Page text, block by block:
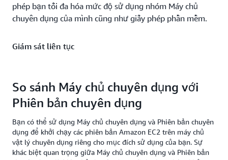
phép bạn tối đa hóa mức độ sử dụng nhóm Máy chủ
chuyên dụng của mình cũng như giấy phép phần mềm.
Giám sát liên tục
Máy chủ chuyên dụng. Dịch vụ này ghép nối thông tin
này với thông tin ở cấp độ máy chủ và phiên bản, chẳng
hạn như ID máy chủ, ID AMI và số socket cũng như lõi
vật lý mỗi máy chủ. Kết quả là bạn có thể sử dụng AWS
Config làm nguồn dữ liệu để đáp ứng nhu cầu tuân thủ.
Để bắt đầu, hãy kích hoạt tính năng Ghi máy chủ chuyên
So sánh Máy chủ chuyên dụng với
Phiên bản chuyên dụng
Bạn có thể sử dụng Máy chủ chuyên dụng và Phiên bản chuyên
dụng để khởi chạy các phiên bản Amazon EC2 trên máy chủ
vật lý chuyên dụng riêng cho mục đích sử dụng của bạn. Sự
khác biệt quan trọng giữa Máy chủ chuyên dụng và Phiên bản